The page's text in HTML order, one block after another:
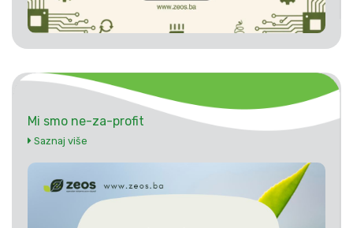
Mi smo ne-za-profit
Saznaj više